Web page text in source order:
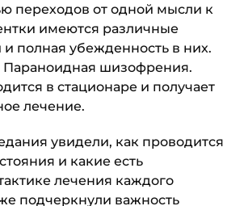
переходов от одной мысли к
имеются различные
полная убежденность в них.
Параноидная шизофрения.
в стационаре и получает
лечение.
увидели, как проводится
и какие есть
лечения каждого
подчеркнули важность